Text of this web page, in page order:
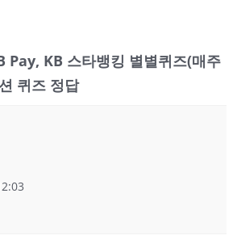
Pay, KB 스타뱅킹 별별퀴즈(매주
퀴즈 정답